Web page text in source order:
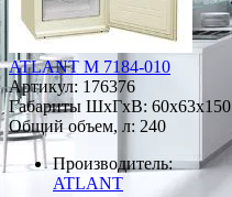
ATLANT М 7184-010
Артикул: 176376
Габариты ШxГxВ: 60x63x150
Общий объем, л: 240
Производитель:
ATLANT